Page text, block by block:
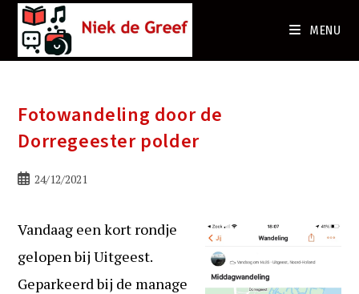
MENU
Fotowandeling door de
Dorregeester polder
Bericht24/12/2021
Vandaag een kort rondje
gelopen bij Uitgeest.
Geparkeerd bij de manage